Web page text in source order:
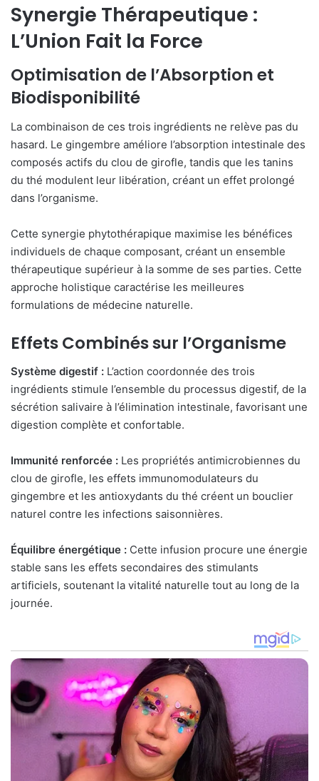
Synergie Thérapeutique :
L’Union Fait la Force
Optimisation de l’Absorption et
Biodisponibilité
La combinaison de ces trois ingrédients ne relève pas du
hasard. Le gingembre améliore l’absorption intestinale des
composés actifs du clou de girofle, tandis que les tanins
du thé modulent leur libération, créant un effet prolongé
dans l’organisme.
Cette synergie phytothérapique maximise les bénéfices
individuels de chaque composant, créant un ensemble
thérapeutique supérieur à la somme de ses parties. Cette
approche holistique caractérise les meilleures
formulations de médecine naturelle.
Effets Combinés sur l’Organisme
Système digestif : L’action coordonnée des trois
ingrédients stimule l’ensemble du processus digestif, de la
sécrétion salivaire à l’élimination intestinale, favorisant une
digestion complète et confortable.
Immunité renforcée : Les propriétés antimicrobiennes du
clou de girofle, les effets immunomodulateurs du
gingembre et les antioxydants du thé créent un bouclier
naturel contre les infections saisonnières.
Équilibre énergétique : Cette infusion procure une énergie
stable sans les effets secondaires des stimulants
artificiels, soutenant la vitalité naturelle tout au long de la
journée.